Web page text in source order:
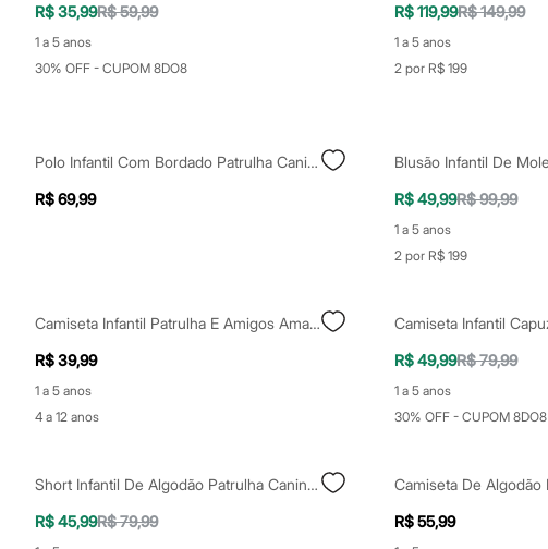
Calçados
Botas
Chinelos
Sapatos
Acessórios
Bermudas
Camisetas
Calças
Pijamas
Personagens
Plus size
Calças
Jeans
Shorts e Bermudas
Todos os produtos
R$ 35,99R$ 59,99
1 a 5 anos
30% OFF - CUPOM 8DO8
R$ 119,99R$ 149,99
1 a 5 anos
2 por R$ 199
Polo Infantil Com Bordado Patrulha Canina Off White
R$ 69,99
R$ 49,99R$ 99,99
1 a 5 anos
2 por R$ 199
Camiseta Infantil Patrulha E Amigos Amarela
R$ 39,99
1 a 5 anos
4 a 12 anos
R$ 49,99R$ 79,99
1 a 5 anos
30% OFF - CUPOM 8DO8
Short Infantil De Algodão Patrulha Canina Bege
R$ 45,99R$ 79,99
R$ 55,99